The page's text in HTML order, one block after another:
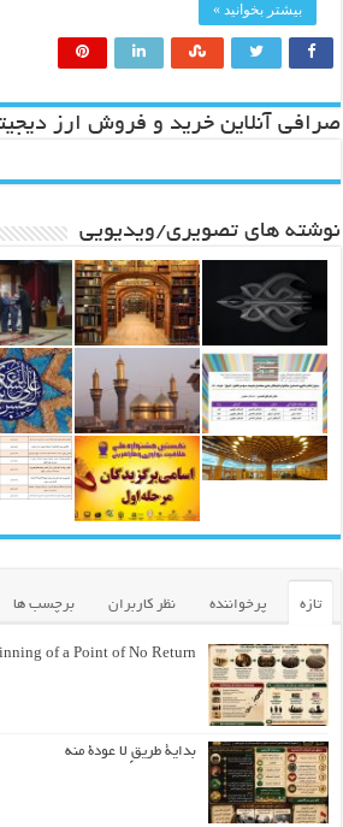
بیشتر بخوانید »
صرافی آنلاین خرید و فروش ارز
نوشته های تصویری/ویدیویی
تازه پرخواننده نظر کاربران برچسب ها
of a Point of No Return
بداية طريقٍ لا عودة منه